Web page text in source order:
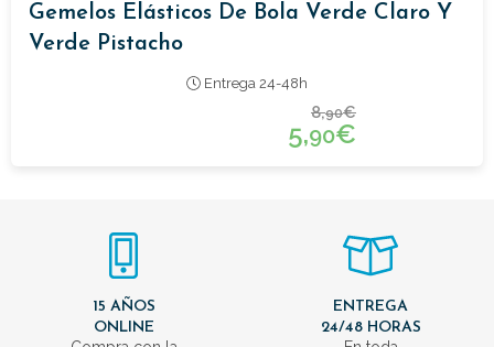
Gemelos Elásticos De Bola Verde Claro Y
Verde Pistacho
Entrega 24-48h
8,90€
5,90€
15 AÑOS
ONLINE
ENTREGA
24/48 HORAS